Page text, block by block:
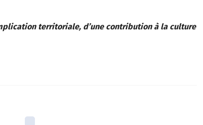
territoriale, d’une contribution à la culture